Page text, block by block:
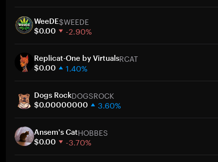
30 天
市值
WeeDE$WEEDE
$0.00 -2.90%
30 天
市值
Replicat-One by VirtualsRCAT
$0.00 1.40%
30 天
市值
Dogs RockDOGSROCK
$0.00000000 3.60%
30 天
市值
Ansem's CatHOBBES
$0.00 -3.70%